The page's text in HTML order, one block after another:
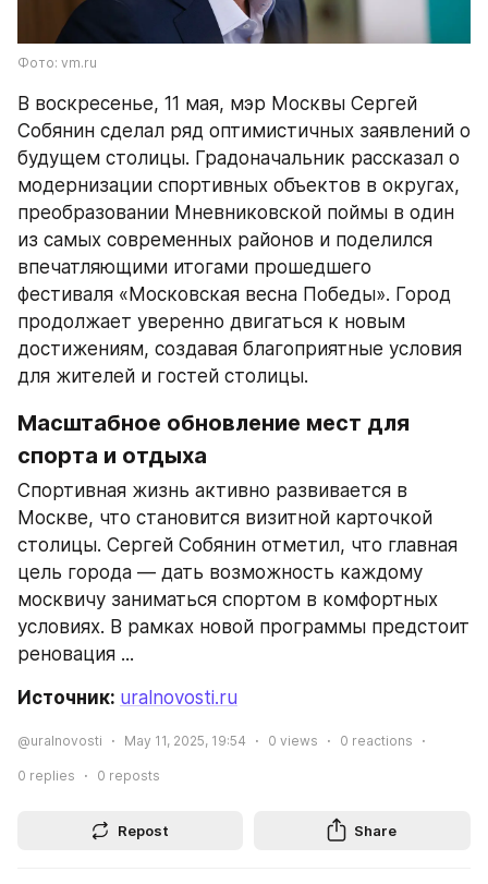
Фото: vm.ru
В воскресенье, 11 мая, мэр Москвы Сергей
Собянин сделал ряд оптимистичных заявлений о
будущем столицы. Градоначальник рассказал о
модернизации спортивных объектов в округах,
преобразовании Мневниковской поймы в один
из самых современных районов и поделился
впечатляющими итогами прошедшего
фестиваля «Московская весна Победы». Город
продолжает уверенно двигаться к новым
достижениям, создавая благоприятные условия
для жителей и гостей столицы.
Масштабное обновление мест для
спорта и отдыха
Спортивная жизнь активно развивается в
Москве, что становится визитной карточкой
столицы. Сергей Собянин отметил, что главная
цель города — дать возможность каждому
москвичу заниматься спортом в комфортных
условиях. В рамках новой программы предстоит
реновация ...
Источник: uralnovosti.ru
@uralnovosti May 11, 2025, 19:54 0 views 0 reactions
0 replies 0 reposts
Repost Share